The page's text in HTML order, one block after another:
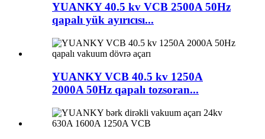
YUANKY 40.5 kv VCB 2500A 50Hz
qapalı yük ayırıcısı...
YUANKY VCB 40.5 kv 1250A
2000A 50Hz qapalı tozsoran...